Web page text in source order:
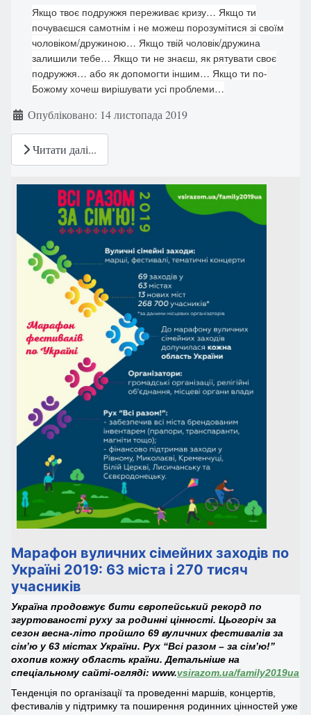
Якщо твоє подружжя переживає кризу… Якщо ти
почуваєшся самотнім і не можеш порозумітися зі своїм
чоловіком/дружиною… Якщо твій чоловік/дружина
залишили тебе… Якщо ти не знаєш, як рятувати своє
подружжя… або як допомогти іншим… Якщо ти по-
Божому хочеш вирішувати усі проблеми…
ДеталіОпубліковано: 14 листопада 2019
Читати далі...
Марафон вуличних сімейних заходів по
Україні 2019: 63 міста і 270 тисяч
учасників
Україна продовжує бити європейський рекорд по
згуртованості руху за родинні цінності. Цьогоріч за
сезон весна-літо пройшло 69 вуличних фестивалів за
сім’ю у 63 містах України. Рух “Всі разом – за сім’ю!”
охопив кожну область країни. Детальніше на
спеціальному сайті-огляді: www.vsirazom.ua/family2019ua
Тенденція по організації та проведенні маршів, концертів,
фестивалів у підтримку та поширення родинних цінностей уже